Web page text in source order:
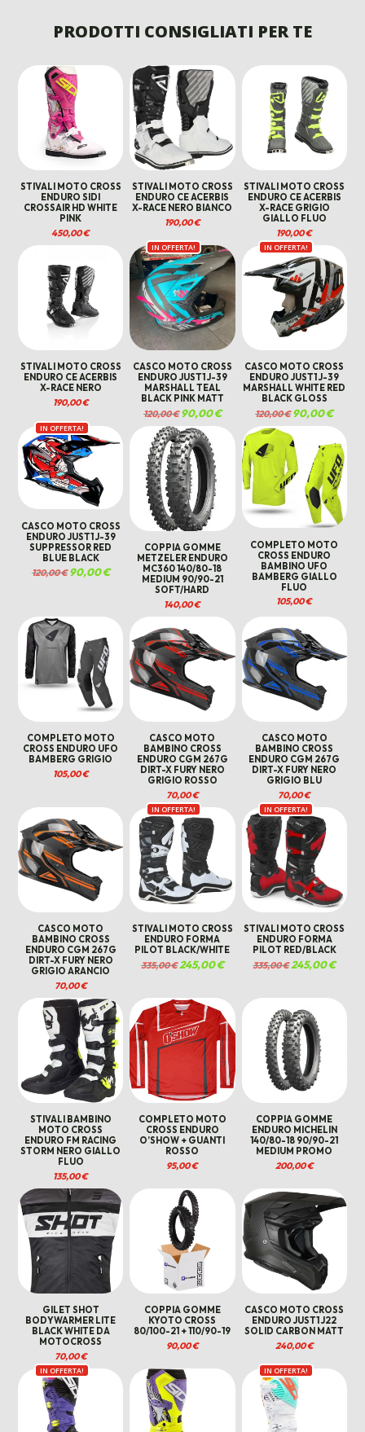
ERA:
208,00 €.
È:
135,00 €.
PRODOTTI CONSIGLIATI PER TE
STIVALI MOTO CROSS
ENDURO SIDI
CROSSAIR HD WHITE
PINK
450,00€
STIVALI MOTO CROSS
ENDURO CE ACERBIS
X-RACE NERO BIANCO
190,00€
STIVALI MOTO CROSS
ENDURO CE ACERBIS
X-RACE GRIGIO
GIALLO FLUO
190,00€
STIVALI MOTO CROSS
ENDURO CE ACERBIS
X-RACE NERO
190,00€
IN OFFERTA!
CASCO MOTO CROSS
ENDURO JUST1 J-39
MARSHALL TEAL
BLACK PINK MATT
120,00€Il
prezzo
originale
era:
120,00 €.
90,00€Il
prezzo
attuale
90,00 €.
IN OFFERTA!
CASCO MOTO CROSS
ENDURO JUST1 J-39
MARSHALL WHITE RED
BLACK GLOSS
120,00€ Il
prezzo
originale
era:
120,00 €.
90,00€Il
prezzo
attuale
90,00
IN OFFERTA!
CASCO MOTO CROSS
ENDURO JUST1 J-39
SUPPRESSOR RED
BLUE BLACK
120,00€Il
prezzo
90,00€Il
prezzo
COPPIA GOMME
METZELER ENDURO
MC360 140/80-18
MEDIUM 90/90-21
SOFT/HARD
140,00€
COMPLETO MOTO
CROSS ENDURO
BAMBINO UFO
BAMBERG GIALLO
FLUO
105,00€
COMPLETO MOTO
CROSS ENDURO UFO
BAMBERG GRIGIO
105,00€
CASCO MOTO
BAMBINO CROSS
ENDURO CGM 267G
DIRT-X FURY NERO
GRIGIO ROSSO
70,00€
CASCO MOTO
BAMBINO CROSS
ENDURO CGM 267G
DIRT-X FURY NERO
GRIGIO BLU
70,00€
CASCO MOTO
BAMBINO CROSS
ENDURO CGM 267G
DIRT-X FURY NERO
GRIGIO ARANCIO
70,00€
IN OFFERTA!
STIVALI MOTO CROSS
ENDURO FORMA
PILOT BLACK/WHITE
335,00€Il
prezzo
335,00 €.
245,00€Il
prezzo
245,00 €.
IN OFFERTA!
STIVALI MOTO CROSS
ENDURO FORMA
PILOT RED/BLACK
335,00€ Il
prezzo
335,00 €.
245,00€Il
prezzo
STIVALI BAMBINO
MOTO CROSS
ENDURO FM RACING
STORM NERO GIALLO
FLUO
135,00€
COMPLETO MOTO
CROSS ENDURO
O’SHOW + GUANTI
ROSSO
95,00€
COPPIA GOMME
ENDURO MICHELIN
140/80-18 90/90-21
MEDIUM PROMO
200,00€
GILET SHOT
BODYWARMER LITE
BLACK WHITE DA
MOTOCROSS
70,00€
COPPIA GOMME
KYOTO CROSS
80/100-21 + 110/90-19
90,00€
CASCO MOTO CROSS
ENDURO JUST1 J22
SOLID CARBON MATT
240,00€
IN OFFERTA! IN OFFERTA!